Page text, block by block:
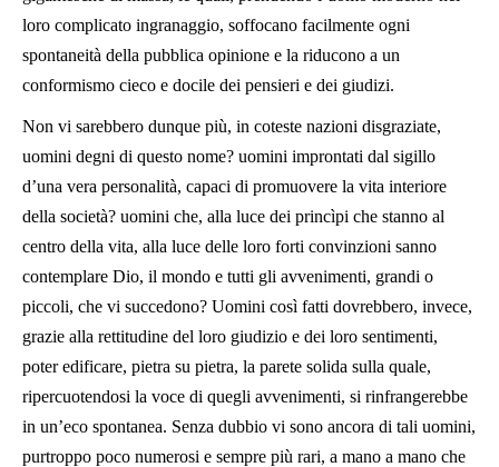
loro complicato ingranaggio, soffocano facilmente ogni
spontaneità della pubblica opinione e la riducono a un
conformismo cieco e docile dei pensieri e dei giudizi.
Non vi sarebbero dunque più, in coteste nazioni disgraziate,
uomini degni di questo nome? uomini improntati dal sigillo
d’una vera personalità, capaci di promuovere la vita interiore
della società? uomini che, alla luce dei princìpi che stanno al
centro della vita, alla luce delle loro forti convinzioni sanno
contemplare Dio, il mondo e tutti gli avvenimenti, grandi o
piccoli, che vi succedono? Uomini così fatti dovrebbero, invece,
grazie alla rettitudine del loro giudizio e dei loro sentimenti,
poter edificare, pietra su pietra, la parete solida sulla quale,
ripercuotendosi la voce di quegli avvenimenti, si rinfrangerebbe
in un’eco spontanea. Senza dubbio vi sono ancora di tali uomini,
purtroppo poco numerosi e sempre più rari, a mano a mano che